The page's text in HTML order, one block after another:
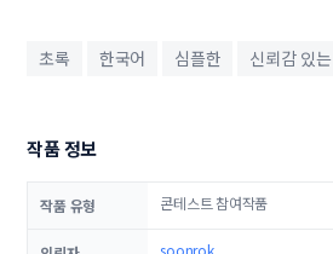
초록 한국어 심플한 신뢰감 있는
작품 정보
작품 유형 콘테스트 참여작품
soonrok